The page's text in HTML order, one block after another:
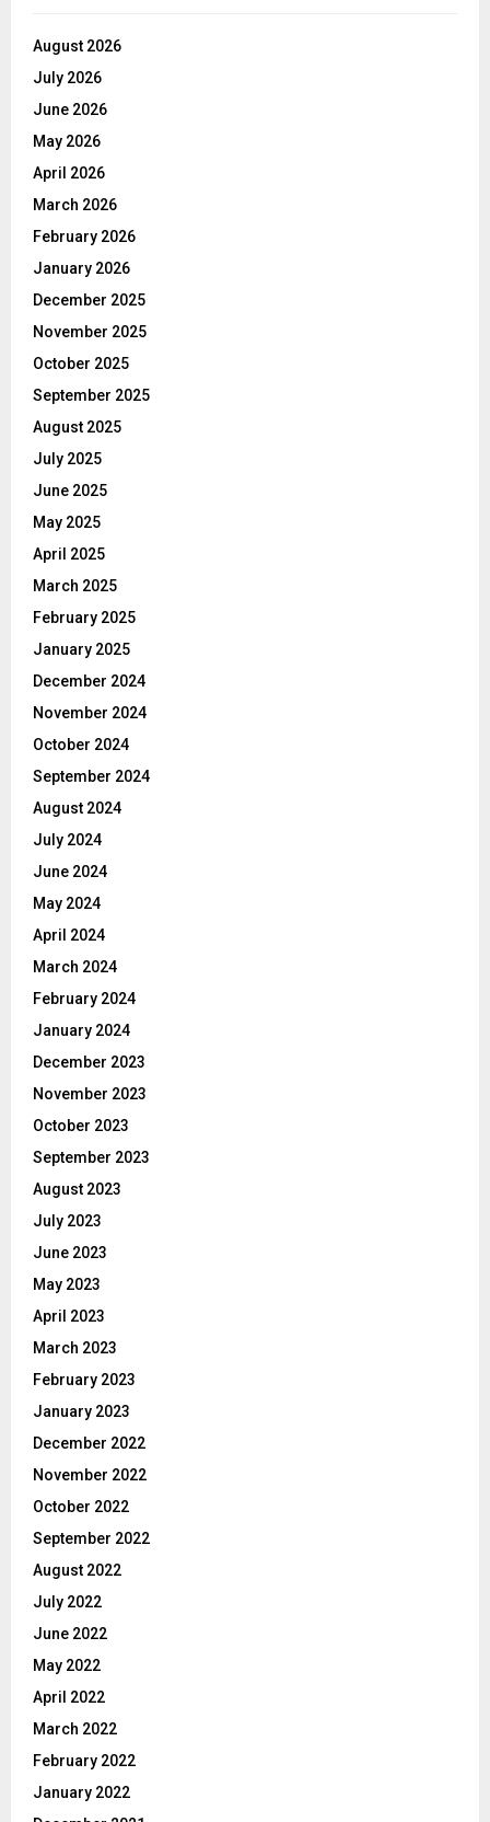
August 2026
July 2026
June 2026
May 2026
April 2026
March 2026
February 2026
January 2026
December 2025
November 2025
October 2025
September 2025
August 2025
July 2025
June 2025
May 2025
April 2025
March 2025
February 2025
January 2025
December 2024
November 2024
October 2024
September 2024
August 2024
July 2024
June 2024
May 2024
April 2024
March 2024
February 2024
January 2024
December 2023
November 2023
October 2023
September 2023
August 2023
July 2023
June 2023
May 2023
April 2023
March 2023
February 2023
January 2023
December 2022
November 2022
October 2022
September 2022
August 2022
July 2022
June 2022
May 2022
April 2022
March 2022
February 2022
January 2022